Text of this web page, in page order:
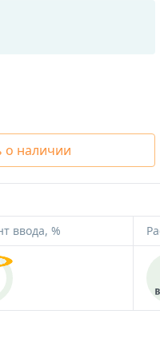
мыла
мыла
Тара для
Наборы
Ангелочки
наличии
ввода, %